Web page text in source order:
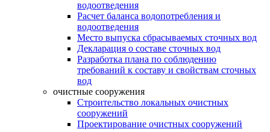
водоотведения
Расчет баланса водопотребления и
водоотведения
Место выпуска сбрасываемых сточных вод
Декларация о составе сточных вод
Разработка плана по соблюдению
требований к составу и свойствам сточных
вод
очистные сооружения
Строительство локальных очистных
сооружений
Проектирование очистных сооружений